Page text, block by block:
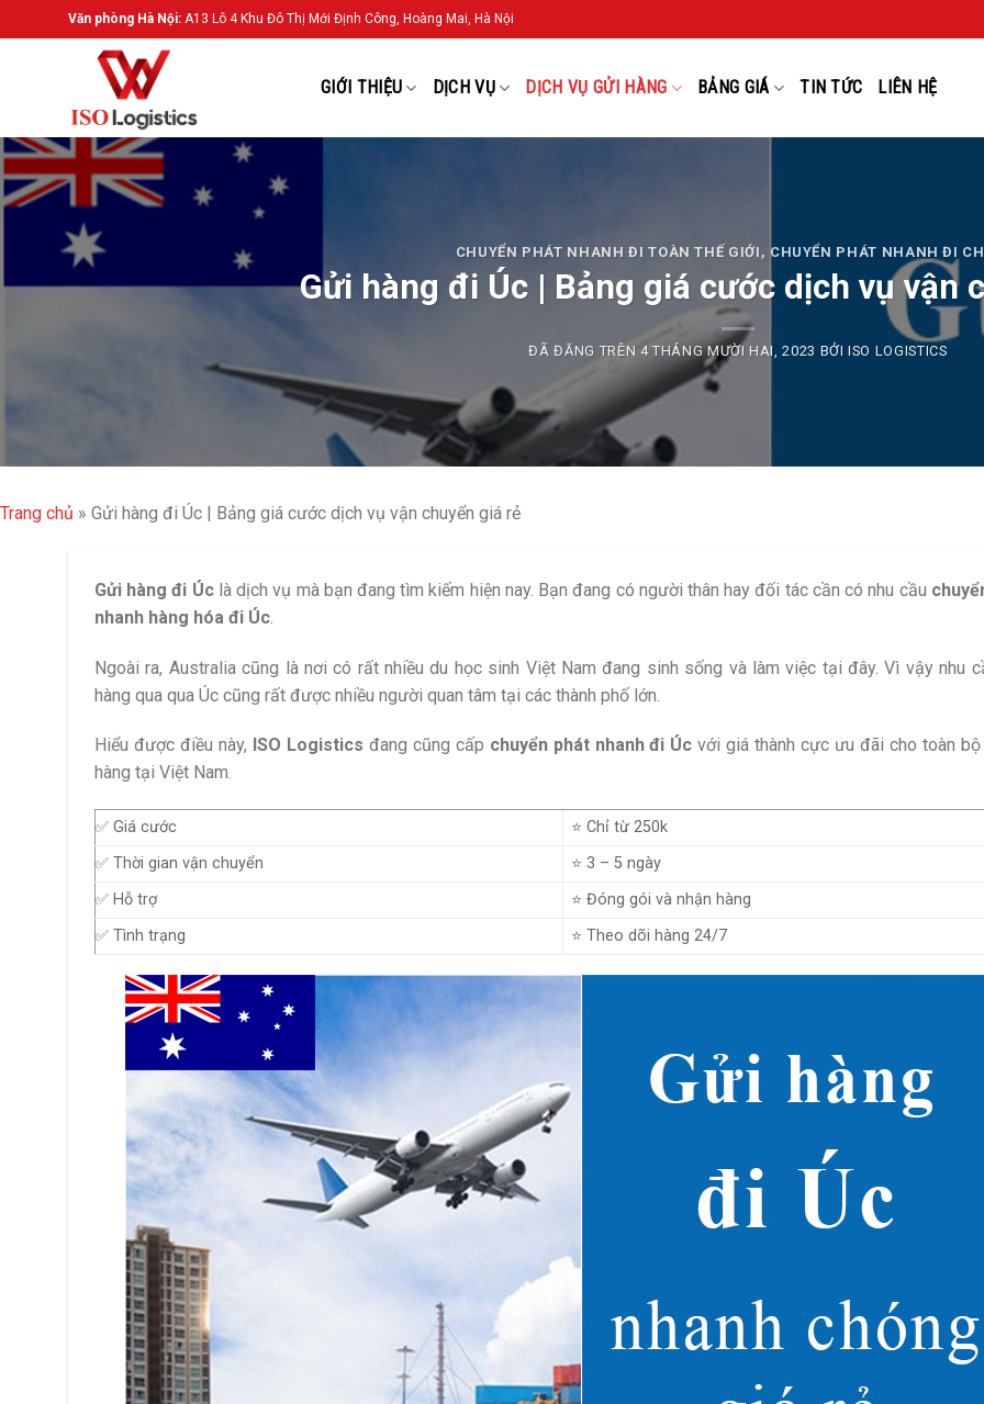
đến
Văn phòng Hà Nội: A13 Lô 4 Khu Đô Thị Mới Định Công, Hoàng Mai, Hà Nội
GIỚI THIỆU DỊCH VỤ DỊCH VỤ GỬI HÀNG BẢNG GIÁ TIN TỨC LIÊN HỆ
CHUYỂN PHÁT NHANH ĐI TOÀN THẾ GIỚI , CHUYỂN PHÁT NHANH ĐI
Gửi hàng đi Úc | Bảng giá cước dịch vụ vận
ĐÃ ĐĂNG TRÊN 4 THÁNG MƯỜI HAI, 2023 BỞIISO LOGISTICS
Trang chủ » Gửi hàng đi Úc | Bảng giá cước dịch vụ vận chuyển giá rẻ
Gửi hàng đi Úclà dịch vụ mà bạn đang tìm kiếm hiện nay. Bạn đang có người thân hay đối tác cần có nhu cầu
nhanh hàng hóa đi Úc
Ngoài ra, Australia cũng là nơi có rất nhiều du học sinh Việt Nam đang sinh sống và làm việc tại đây. Vì vậy nhu
hàng qua qua Úc cũng rất được nhiều người quan tâm tại các thành phố lớn.
Hiểu được điều này, ISO Logistics đang cũng cấp chuyển phát nhanh đi Úc với giá thành cực ưu đãi cho toàn bộ
hàng tại Việt Nam.
✅ Giá cước
⭐ Chỉ từ 250k
✅ Thời gian vận chuyển
⭐ 3 – 5 ngày
✅ Hỗ trợ
⭐ Đóng gói và nhận hàng
✅ Tình trạng
⭐ Theo dõi hàng 24/7